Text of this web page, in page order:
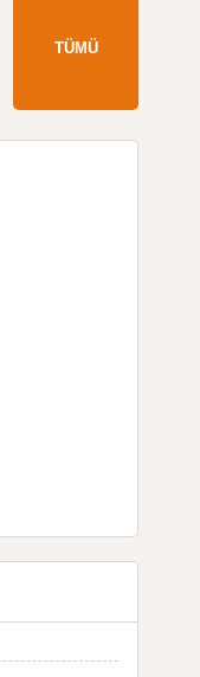
TÜMÜ